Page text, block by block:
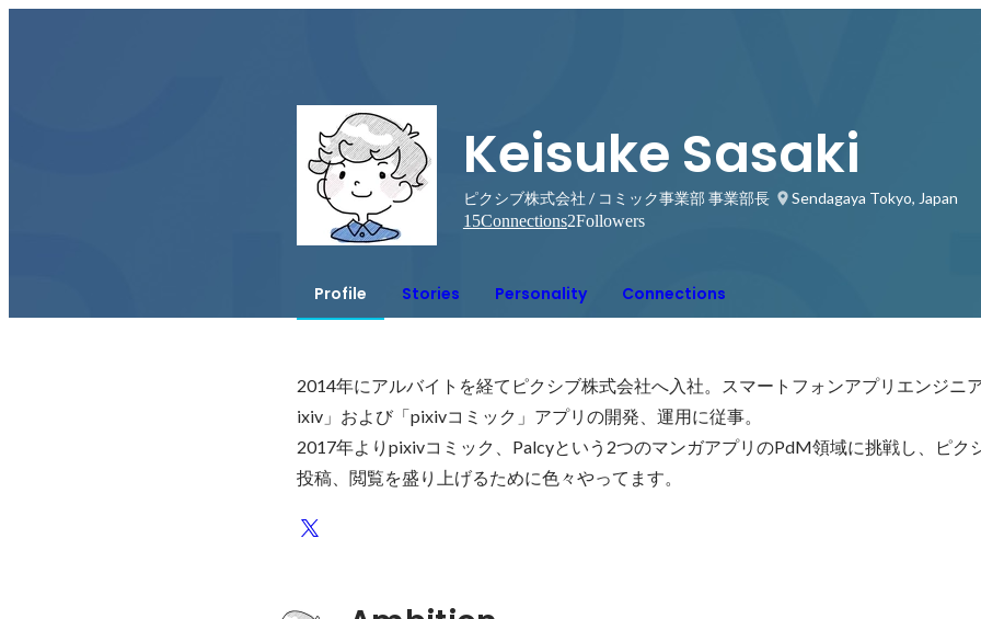
Keisuke Sasaki
ピクシブ株式会社 / コミック事業部 事業部長
Sendagaya Tokyo, Japan
15Connections2Followers
Profile Stories Personality Connections
2014年にアルバイトを経てピクシブ株式会社へ入社。スマートフォンアプリエンジニ
ixiv」および「pixivコミック」アプリの開発、運用に従事。
2017年よりpixivコミック、Palcyという2つのマンガアプリのPdM領域に挑戦し、ピク
投稿、閲覧を盛り上げるために色々やってます。